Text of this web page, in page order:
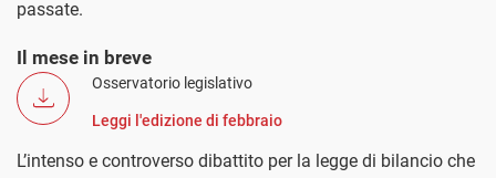
passate.
Il mese in breve
Osservatorio legislativo
Leggi l'edizione di febbraio
L’intenso e controverso dibattito per la legge di bilancio che